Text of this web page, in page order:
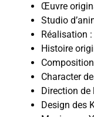
Œuvre
Studio
Réalisation
Histoire
Character
Direction de
Design des